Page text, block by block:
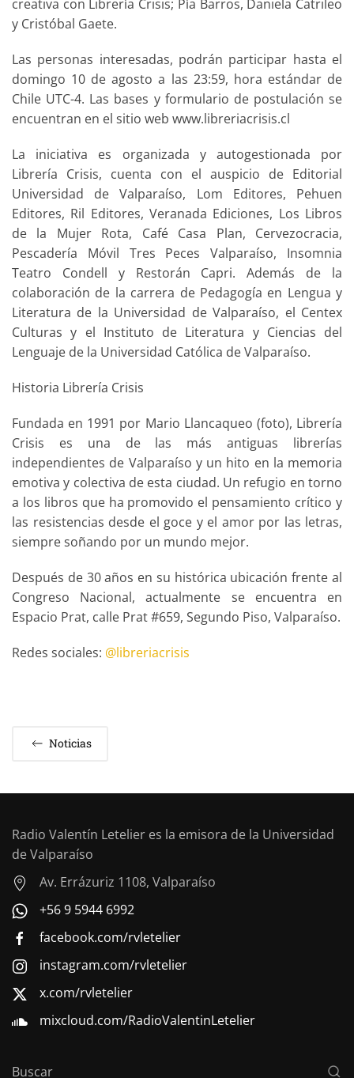
creativa con Librería Crisis; Pía Barros, Daniela Catrileo
y Cristóbal Gaete.
Las personas interesadas, podrán participar hasta el
domingo 10 de agosto a las 23:59, hora estándar de
Chile UTC-4. Las bases y formulario de postulación se
encuentran en el sitio web www.libreriacrisis.cl
La iniciativa es organizada y autogestionada por
Librería Crisis, cuenta con el auspicio de Editorial
Universidad de Valparaíso, Lom Editores, Pehuen
Editores, Ril Editores, Veranada Ediciones, Los Libros
de la Mujer Rota, Café Casa Plan, Cervezocracia,
Pescadería Móvil Tres Peces Valparaíso, Insomnia
Teatro Condell y Restorán Capri. Además de la
colaboración de la carrera de Pedagogía en Lengua y
Literatura de la Universidad de Valparaíso, el Centex
Culturas y el Instituto de Literatura y Ciencias del
Lenguaje de la Universidad Católica de Valparaíso.
Historia Librería Crisis
Fundada en 1991 por Mario Llancaqueo (foto), Librería
Crisis es una de las más antiguas librerías
independientes de Valparaíso y un hito en la memoria
emotiva y colectiva de esta ciudad. Un refugio en torno
a los libros que ha promovido el pensamiento crítico y
las resistencias desde el goce y el amor por las letras,
siempre soñando por un mundo mejor.
Después de 30 años en su histórica ubicación frente al
Congreso Nacional, actualmente se encuentra en
Espacio Prat, calle Prat #659, Segundo Piso, Valparaíso.
Redes sociales: @libreriacrisis
Noticias
Radio Valentín Letelier es la emisora de la Universidad
de Valparaíso
Av. Errázuriz 1108, Valparaíso
+56 9 5944 6992
facebook.com/rvletelier
instagram.com/rvletelier
x.com/rvletelier
mixcloud.com/RadioValentinLetelier